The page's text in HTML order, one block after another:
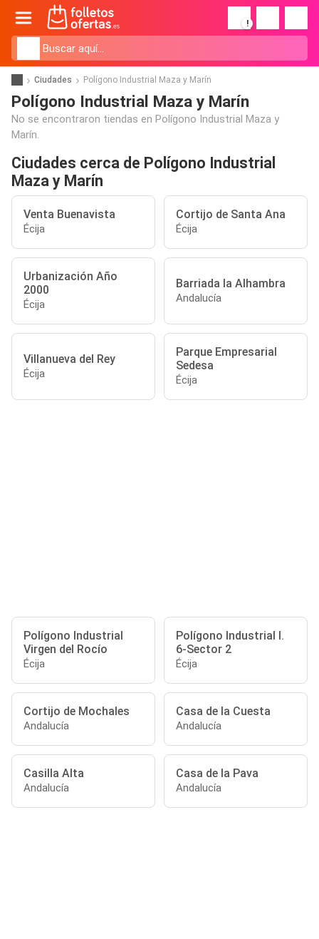
!
Ciudades Polígono Industrial Maza y Marín
Polígono Industrial Maza y Marín
No se encontraron tiendas en Polígono Industrial Maza y
Marín.
Ciudades cerca de Polígono Industrial
Maza y Marín
Venta Buenavista
Écija
Cortijo de Santa Ana
Écija
Urbanización Año
2000
Écija
Barriada la Alhambra
Andalucía
Villanueva del Rey
Écija
Parque Empresarial
Sedesa
Écija
Polígono Industrial
Virgen del Rocío
Écija
Polígono Industrial I.
6-Sector 2
Écija
Cortijo de Mochales
Andalucía
Casa de la Cuesta
Andalucía
Casilla Alta
Andalucía
Casa de la Pava
Andalucía